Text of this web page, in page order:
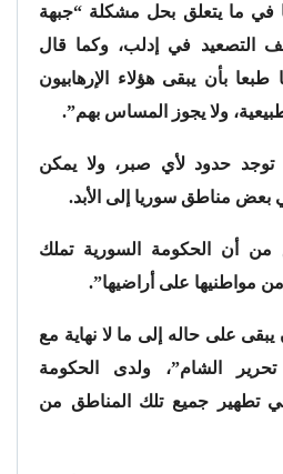
في ما يتعلق بحل مشكلة “جبهة
التصعيد في إدلب، وكما قال
طبعا بأن يبقى هؤلاء الإرهابيون
ولا يجوز المساس بهم”.
حدود لأي صبر، ولا يمكن
في بعض مناطق سوريا إلى الأبد.
أن الحكومة السورية تملك
مواطنيها على أراضيها”.
على حاله إلى ما لا نهاية مع
الشام”، ولدى الحكومة
تطهير جميع تلك المناطق من